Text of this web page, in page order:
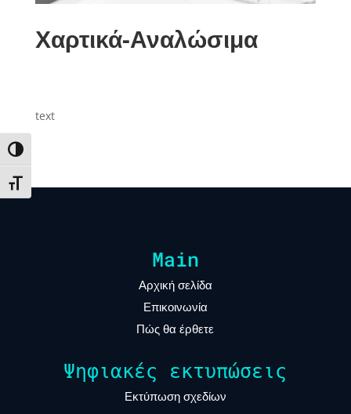
Toggle High Contrast
Toggle Font size
Χαρτικά-Αναλώσιμα
text
Main
Αρχική σελίδα
Επικοινωνία
Πώς θα έρθετε
Ψηφιακές εκτυπώσεις
Εκτύπωση σχεδίων